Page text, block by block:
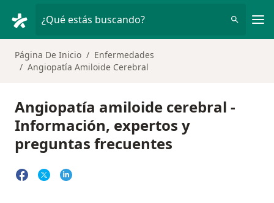
¿Qué estás buscando?
Página De Inicio
Enfermedades
Angiopatía Amiloide Cerebral
Angiopatía amiloide cerebral -
Información, expertos y
preguntas frecuentes